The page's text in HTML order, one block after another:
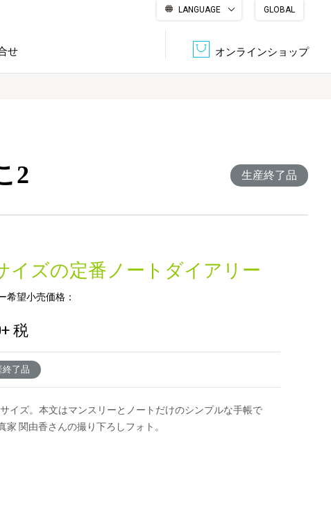
LANGUAGE
GLOBAL
オンラインショップ
筆記具 パソコン周辺機器
キャラクター・
学童用品
DPS（データ・プリント・サービス）
せ
2 生産終了品
イズの定番ノートダイアリー
希望小売価格：
+ 税
終了品
イズ。本文はマンスリーとノートだけのシンプルな手帳で
家 関由香さんの撮り下ろしフォト。